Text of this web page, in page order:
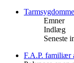
Emner
Indlæg
Seneste
F.A.P. familiær